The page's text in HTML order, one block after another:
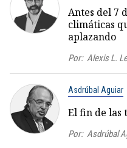
Antes del 7
climáticas
aplazando
Por: Alexis L.
Asdrúbal Aguiar
El fin de las
Por: Asdrúbal